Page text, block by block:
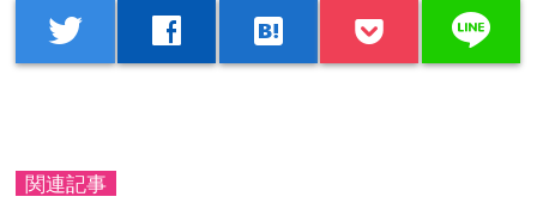
twitter facebook hatenabookmark line
関連記事